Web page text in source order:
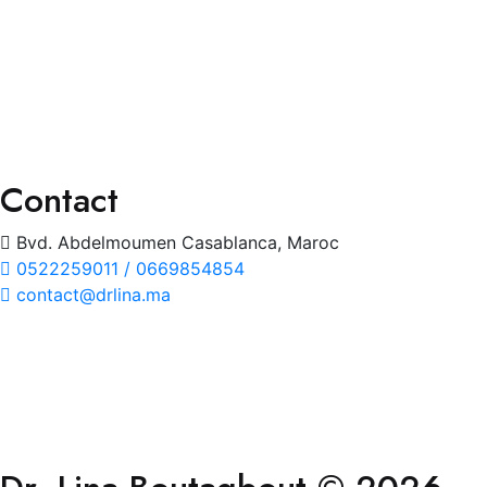
Contact
Bvd. Abdelmoumen Casablanca, Maroc
0522259011 / 0669854854
contact@drlina.ma